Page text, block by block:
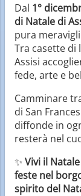
Dal 1°
di Natale di
pura
Tra casette di
Assisi
fede, arte e
Camminare
di San
diffonde in
resterà nel
✨ Vivi il
feste nel
spirito del